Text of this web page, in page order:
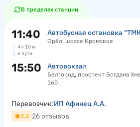
В пределах станции
11:40 Автобусная остановка
Орёл, шоссе Кромское
4 ч 10 м
в пути
15:50 Автовокзал
Белгород, проспект Богдана
160
Перевозчик:ИП Афинец А.А.
3.2 26 отзывов